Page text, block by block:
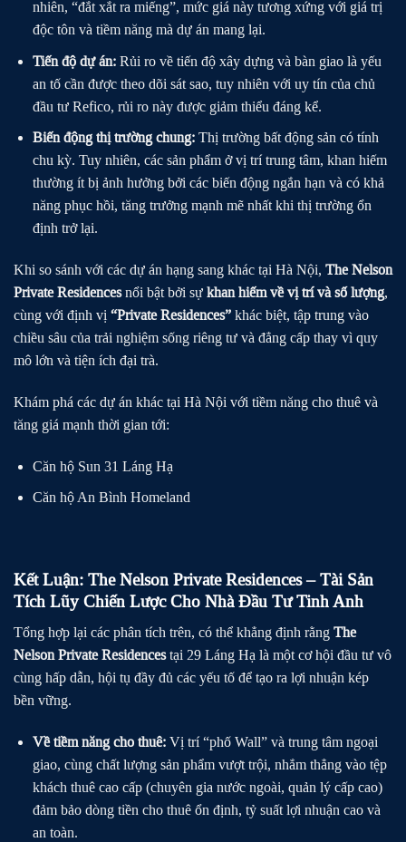
nhiên, “đắt xắt ra miếng”, mức giá này tương xứng với giá trị
độc tôn và tiềm năng mà dự án mang lại.
Tiến độ dự án:Rủi ro về tiến độ xây dựng và bàn giao là yếu
an tố cần được theo dõi sát sao, tuy nhiên với uy tín của chủ
đầu tư Refico, rủi ro này được giảm thiểu đáng kể.
Biến động thị trường chung:Thị trường bất động sản có tính
chu kỳ. Tuy nhiên, các sản phẩm ở vị trí trung tâm, khan hiếm
thường ít bị ảnh hưởng bởi các biến động ngắn hạn và có khả
năng phục hồi, tăng trưởng mạnh mẽ nhất khi thị trường ổn
định trở lại.
Khi so sánh với các dự án hạng sang khác tại Hà Nội, The Nelson
Private Residencesnổi bật bởi sự khan hiếm về vị trí và số lượng,
cùng với định vị “Private Residences” khác biệt, tập trung vào
chiều sâu của trải nghiệm sống riêng tư và đẳng cấp thay vì quy
mô lớn và tiện ích đại trà.
Khám phá các dự án khác tại Hà Nội với tiềm năng cho thuê và
tăng giá mạnh thời gian tới:
Căn hộ Sun 31 Láng Hạ
Căn hộ An Bình Homeland
Kết Luận: The Nelson Private Residences – Tài Sản
Tích Lũy Chiến Lược Cho Nhà Đầu Tư Tinh Anh
Tổng hợp lại các phân tích trên, có thể khẳng định rằng The
Nelson Private Residencestại 29 Láng Hạ là một cơ hội đầu tư vô
cùng hấp dẫn, hội tụ đầy đủ các yếu tố để tạo ra lợi nhuận kép
bền vững.
Về tiềm năng cho thuê:Vị trí “phố Wall” và trung tâm ngoại
giao, cùng chất lượng sản phẩm vượt trội, nhắm thẳng vào tệp
khách thuê cao cấp (chuyên gia nước ngoài, quản lý cấp cao)
đảm bảo dòng tiền cho thuê ổn định, tỷ suất lợi nhuận cao và
an toàn.